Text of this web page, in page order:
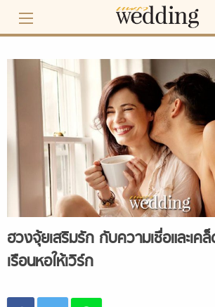
content
ฮวงจุ้ยเสริมรัก กับความเชื่อและเ
เรือนหอให้เวิร์ก